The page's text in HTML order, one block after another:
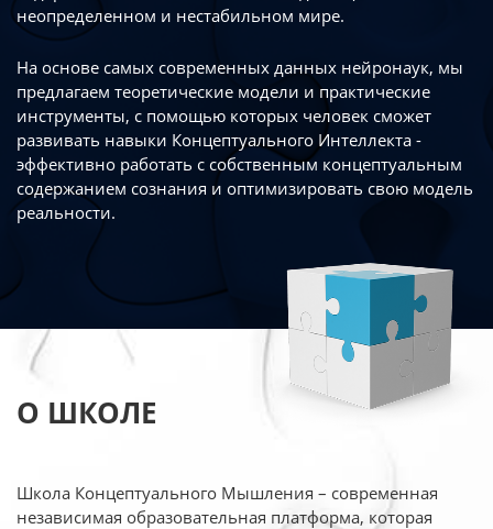
неопределенном и нестабильном мире.
На основе самых современных данных нейронаук, мы
предлагаем теоретические модели и практические
инструменты, с помощью которых человек сможет
развивать навыки Концептуального Интеллекта -
эффективно работать с собственным концептуальным
содержанием сознания и оптимизировать свою модель
реальности.
О ШКОЛЕ
Школа Концептуального Мышления – современная
независимая образовательная платформа, которая